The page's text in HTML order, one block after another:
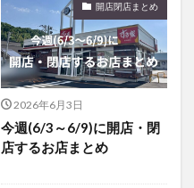
開店閉店まとめ
2026年6月3日
今週(6/3～6/9)に開店・閉
店するお店まとめ